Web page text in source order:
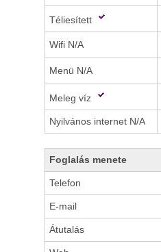
Téliesített
Wifi N/A
Menü N/A
Meleg víz
Nyilvános internet N/A
Foglalás menete
Telefon
E-mail
Átutalás